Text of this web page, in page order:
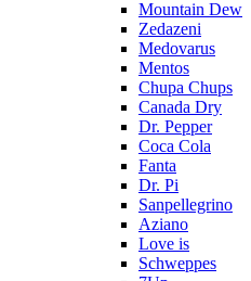
Mountain Dew
Zedazeni
Medovarus
Mentos
Chupa Chups
Canada Dry
Dr. Pepper
Coca Cola
Fanta
Dr. Pi
Sanpellegrino
Aziano
Love is
Schweppes